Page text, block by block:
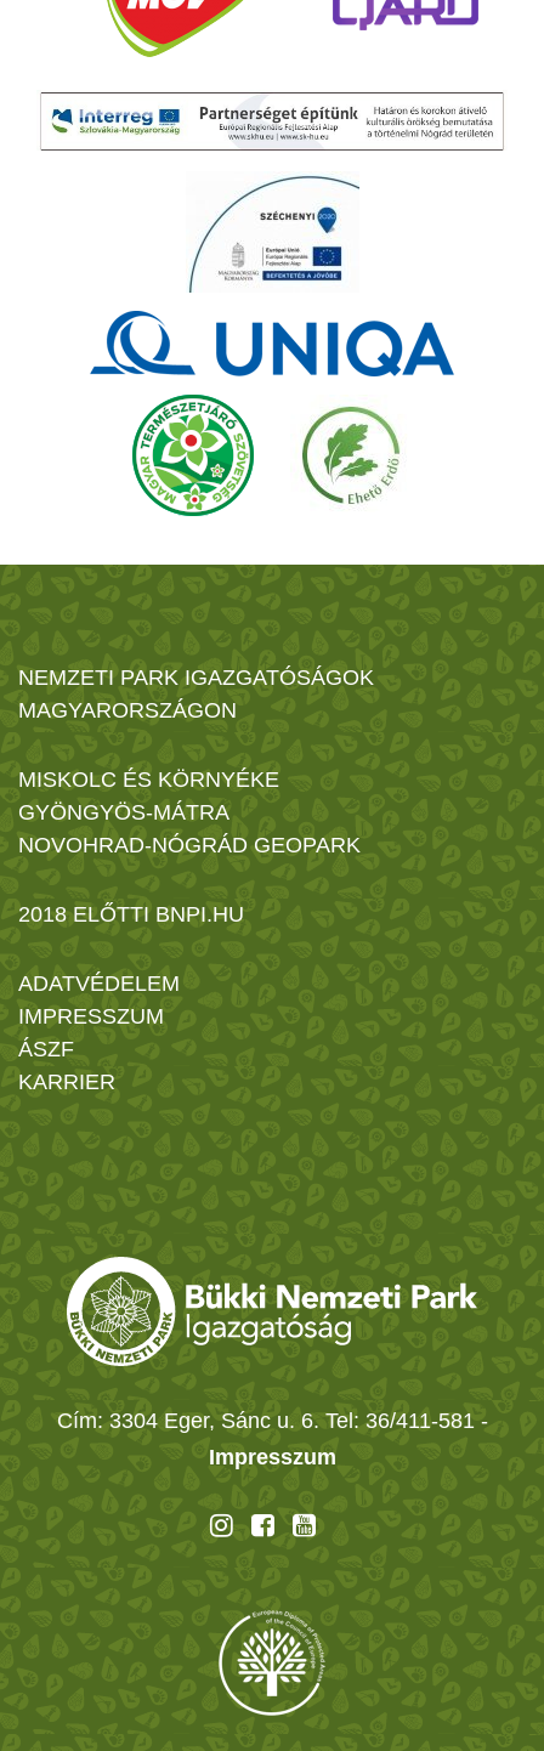
NEMZETI PARK IGAZGATÓSÁGOK
MAGYARORSZÁGON
MISKOLC ÉS KÖRNYÉKE
GYÖNGYÖS-MÁTRA
NOVOHRAD-NÓGRÁD GEOPARK
2018 ELŐTTI BNPI.HU
ADATVÉDELEM
IMPRESSZUM
ÁSZF
KARRIER
Cím: 3304 Eger, Sánc u. 6. Tel: 36/411-581 -
Impresszum